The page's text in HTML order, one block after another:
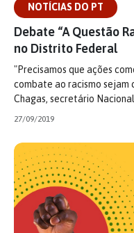
NOTÍCIAS DO PT
Debate “A Questão
no Distrito Federal
"Precisamos que ações
combate ao racismo sejam
Chagas, secretário
27/09/2019